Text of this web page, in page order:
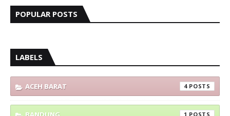
POPULAR POSTS
LABELS
ACEH BARAT 4
1